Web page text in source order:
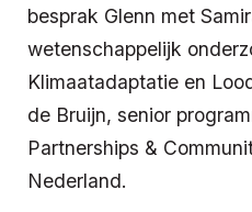
besprak Glenn met
wetenschappelijk
Klimaatadaptatie en
de Bruijn, senior
Partnerships &
Nederland.